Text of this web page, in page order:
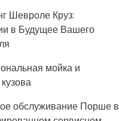
Шевроле Круз:
в Будущее Вашего
мойка и
обслуживание Порше в